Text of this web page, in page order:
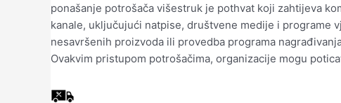
ponašanje potrošača višestruk je pothvat koji zahtijeva
kanale, uključujući natpise, društvene medije i programe
nesavršenih proizvoda ili provedba programa
Ovakvim pristupom potrošačima, organizacije mogu